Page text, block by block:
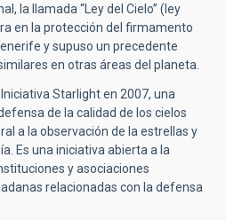
la llamada “Ley del Cielo” (ley
en la protección del firmamento
y supuso un precedente
en otras áreas del planeta.
Starlight en 2007, una
de la calidad de los cielos
a la observación de la estrellas y
Es una iniciativa abierta a la
y asociaciones
relacionadas con la defensa